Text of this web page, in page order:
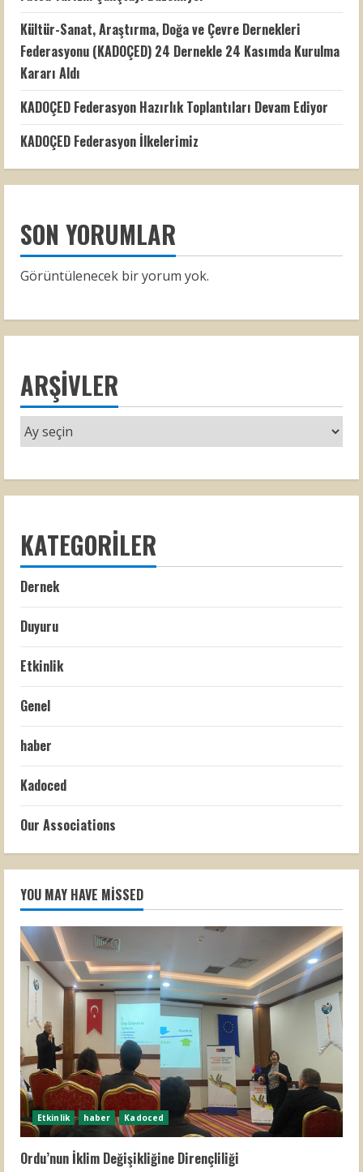
Kültür-Sanat, Araştırma, Doğa ve Çevre Dernekleri
Federasyonu (KADOÇED) 24 Dernekle 24 Kasımda Kurulma
Kararı Aldı
KADOÇED Federasyon Hazırlık Toplantıları Devam Ediyor
KADOÇED Federasyon İlkelerimiz
SON YORUMLAR
Görüntülenecek bir yorum yok.
ARŞIVLER
KATEGORILER
Dernek
Duyuru
Etkinlik
Genel
haber
Kadoced
Our Associations
YOU MAY HAVE MISSED
Etkinlik haber Kadoced
Ordu’nun İklim Değişikliğine Dirençliliği